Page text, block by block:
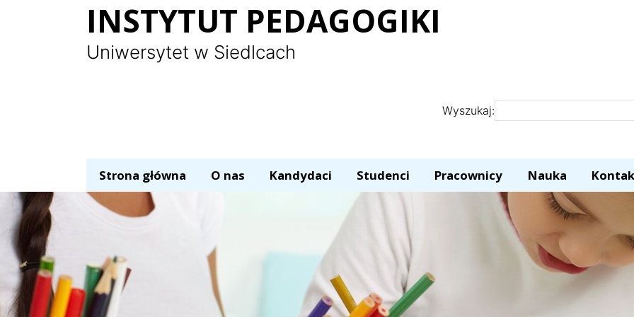
Panel zarządzania plikami cookies
INSTYTUT PEDAGOGIKI
Uniwersytet w Siedlcach
Wyszukaj:
Strona główna O nas Kandydaci Studenci Pracownicy Nauka